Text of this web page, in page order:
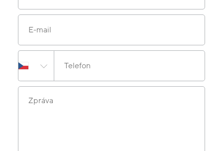
E-mail
Telefon
Zpráva